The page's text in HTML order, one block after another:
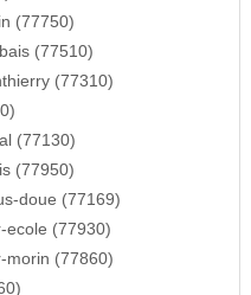
(77750)
(77510)
(77310)
(77130)
(77950)
doue (77169)
ecole (77930)
morin (77860)